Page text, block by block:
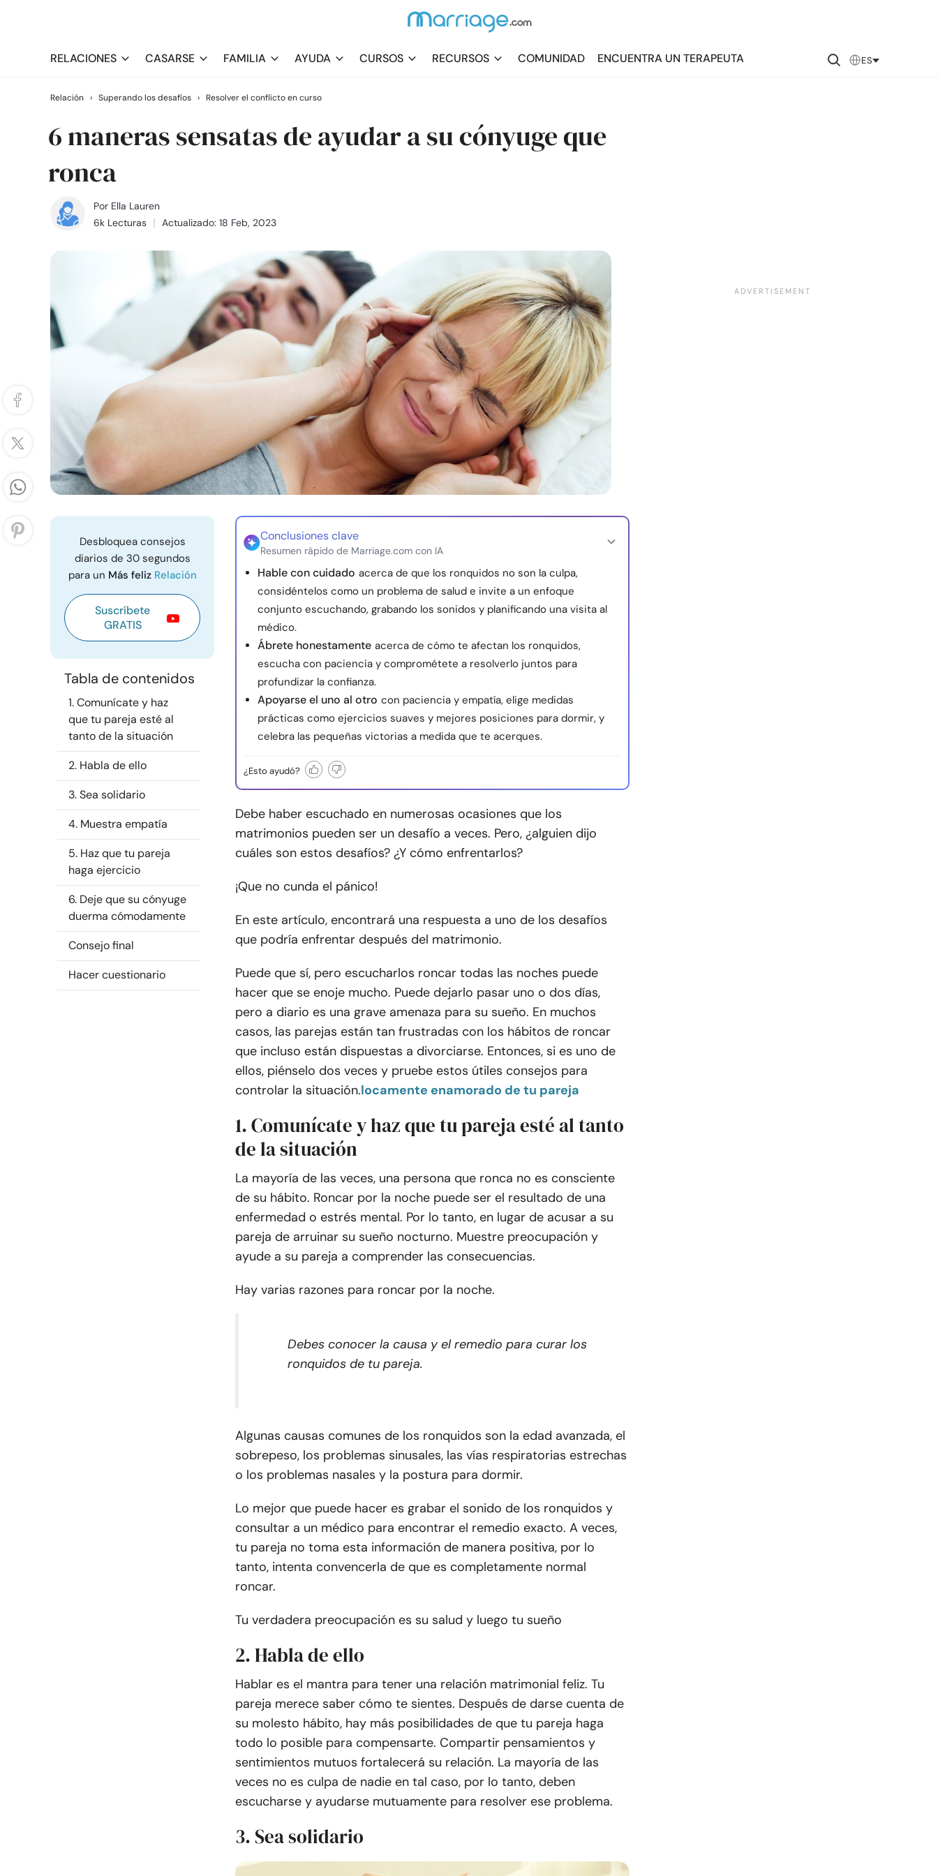
RELACIONES CASARSE FAMILIA AYUDA CURSOS RECURSOS COMUNIDAD ENCUENTRA UN TERAPEUTA ES
Relación › Superando los desafíos › Resolver el conflicto en curso
6 maneras sensatas de ayudar a su cónyuge que
ronca
Por Ella Lauren
6k Lecturas
Actualizado: 18 Feb, 2023
Desbloquea consejos
diarios de 30 segundos
para un Más feliz Relación
Suscríbete
GRATIS
Tabla de contenidos
1. Comunícate y haz
que tu pareja esté al
tanto de la situación
2. Habla de ello
3. Sea solidario
4. Muestra empatía
5. Haz que tu pareja
haga ejercicio
6. Deje que su cónyuge
duerma cómodamente
Consejo final
Hacer cuestionario
Conclusiones clave
Resumen rápido de Marriage.com con IA
Hable con cuidado acerca de que los ronquidos no son la culpa,
considéntelos como un problema de salud e invite a un enfoque
conjunto escuchando, grabando los sonidos y planificando una visita al
médico.
Ábrete honestamente acerca de cómo te afectan los ronquidos,
escucha con paciencia y comprométete a resolverlo juntos para
profundizar la confianza.
Apoyarse el uno al otro con paciencia y empatía, elige medidas
prácticas como ejercicios suaves y mejores posiciones para dormir, y
celebra las pequeñas victorias a medida que te acerques.
¿Esto ayudó?
Debe haber escuchado en numerosas ocasiones que los
matrimonios pueden ser un desafío a veces. Pero, ¿alguien dijo
cuáles son estos desafíos? ¿Y cómo enfrentarlos?
¡Que no cunda el pánico!
En este artículo, encontrará una respuesta a uno de los desafíos
que podría enfrentar después del matrimonio.
Puede que sí, pero escucharlos roncar todas las noches puede
hacer que se enoje mucho. Puede dejarlo pasar uno o dos días,
pero a diario es una grave amenaza para su sueño. En muchos
casos, las parejas están tan frustradas con los hábitos de roncar
que incluso están dispuestas a divorciarse. Entonces, si es uno de
ellos, piénselo dos veces y pruebe estos útiles consejos para
controlar la situación.locamente enamorado de tu pareja
1. Comunícate y haz que tu pareja esté al tanto
de la situación
La mayoría de las veces, una persona que ronca no es consciente
de su hábito. Roncar por la noche puede ser el resultado de una
enfermedad o estrés mental. Por lo tanto, en lugar de acusar a su
pareja de arruinar su sueño nocturno. Muestre preocupación y
ayude a su pareja a comprender las consecuencias.
Hay varias razones para roncar por la noche.
Debes conocer la causa y el remedio para curar los
ronquidos de tu pareja.
Algunas causas comunes de los ronquidos son la edad avanzada, el
sobrepeso, los problemas sinusales, las vías respiratorias estrechas
o los problemas nasales y la postura para dormir.
Lo mejor que puede hacer es grabar el sonido de los ronquidos y
consultar a un médico para encontrar el remedio exacto. A veces,
tu pareja no toma esta información de manera positiva, por lo
tanto, intenta convencerla de que es completamente normal
roncar.
Tu verdadera preocupación es su salud y luego tu sueño
2. Habla de ello
Hablar es el mantra para tener una relación matrimonial feliz. Tu
pareja merece saber cómo te sientes. Después de darse cuenta de
su molesto hábito, hay más posibilidades de que tu pareja haga
todo lo posible para compensarte. Compartir pensamientos y
sentimientos mutuos fortalecerá su relación. La mayoría de las
veces no es culpa de nadie en tal caso, por lo tanto, deben
escucharse y ayudarse mutuamente para resolver ese problema.
3. Sea solidario